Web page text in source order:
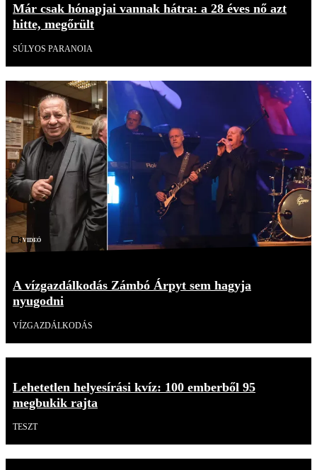
Már csak hónapjai vannak hátra: a 28 éves nő azt
hitte, megőrült
SÚLYOS PARANOIA
Videó
A vízgazdálkodás Zámbó Árpyt sem hagyja
nyugodni
VÍZGAZDÁLKODÁS
Lehetetlen helyesírási kvíz: 100 emberből 95
megbukik rajta
TESZT